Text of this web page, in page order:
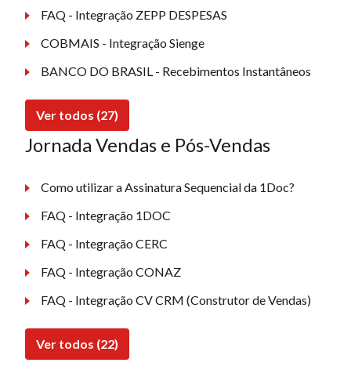
FAQ - Integração ZEPP DESPESAS
COBMAIS - Integração Sienge
BANCO DO BRASIL - Recebimentos Instantâneos
Ver todos (27)
Jornada Vendas e Pós-Vendas
Como utilizar a Assinatura Sequencial da 1Doc?
FAQ - Integração 1DOC
FAQ - Integração CERC
FAQ - Integração CONAZ
FAQ - Integração CV CRM (Construtor de Vendas)
Ver todos (22)